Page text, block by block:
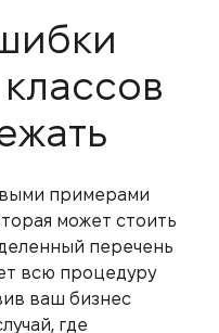
примерами
может стоить
перечень
всю процедуру
ваш бизнес
где